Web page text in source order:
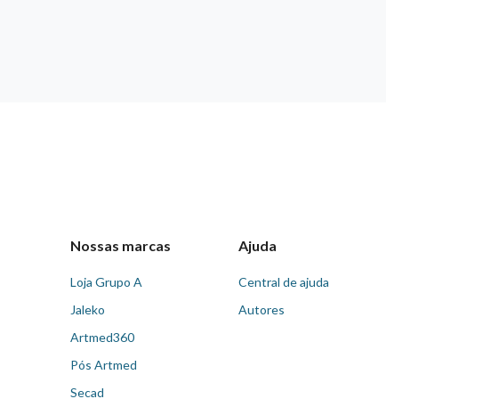
Nossas marcas
Loja Grupo A
Jaleko
Artmed360
Pós Artmed
Secad
Ajuda
Central de ajuda
Autores